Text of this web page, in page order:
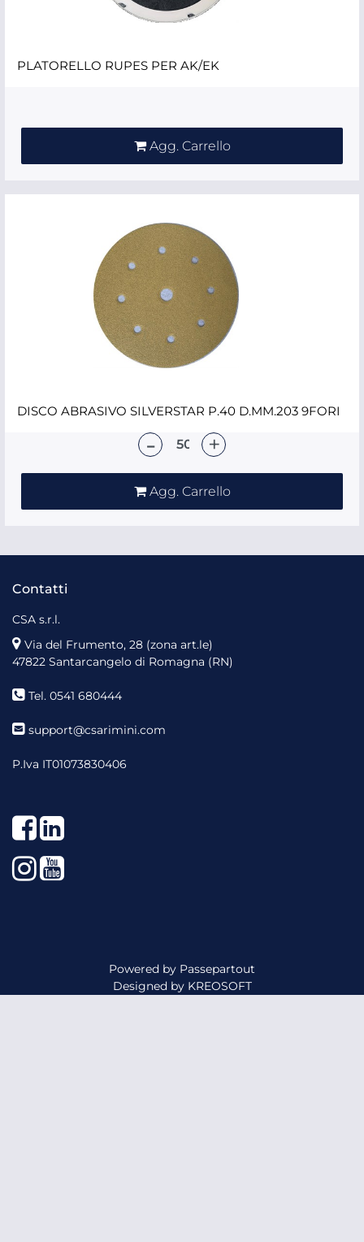
PLATORELLO RUPES PER AK/EK
Agg. Carrello
DISCO ABRASIVO SILVERSTAR P.40 D.MM.203 9FORI
Agg. Carrello
Contatti
CSA s.r.l.
Via del Frumento, 28 (zona art.le)
47822 Santarcangelo di Romagna (RN)
Tel. 0541 680444
support@csarimini.com
P.Iva IT01073830406
Facebook
LinkedIn
Instagram
YouTube
Powered by Passepartout
Designed by KREOSOFT